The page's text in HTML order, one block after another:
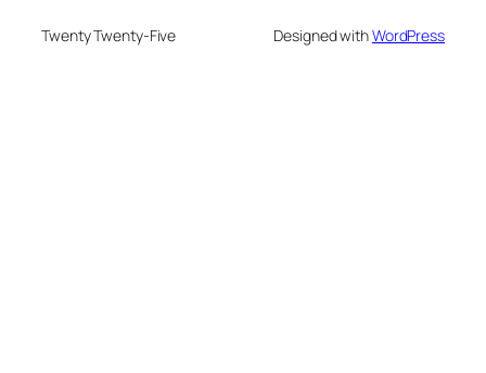
Twenty Twenty-Five Designed withWordPress